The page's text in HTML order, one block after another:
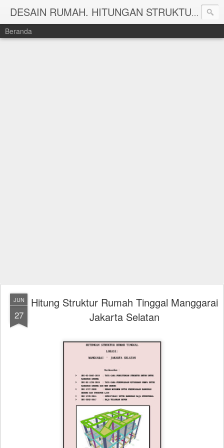
DESAIN RUMAH. HITUNGAN STRUKTUR DAN HITUNG RAB TAHUN 2025 WWW.KEISHAARSITEKRUMAH.COM
Beranda
JUN
27
Hitung Struktur Rumah Tinggal Manggarai
Jakarta Selatan